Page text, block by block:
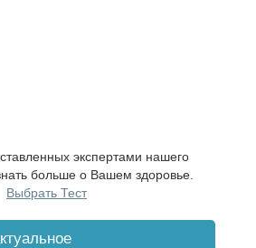
экспертами нашего
больше о Вашем здоровье.
Выбрать Тест